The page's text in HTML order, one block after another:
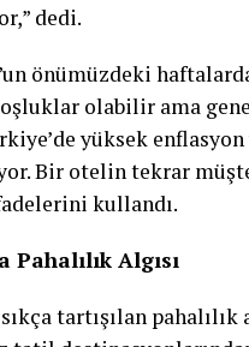
dedi.
önümüzdeki
olabilir ama
yüksek
Bir otelin tekrar
kullandı.
Pahalılık Algısı
tartışılan